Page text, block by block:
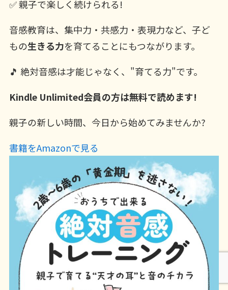
✅ 親子で楽しく続けられる!
音感教育は、集中力・共感力・表現力など、子ど
もの生きる力を育てることにもつながります。
🎵 絶対音感は才能じゃなく、"育てる力"です。
Kindle Unlimited会員の方は無料で読めます!
親子の新しい時間、今日から始めてみませんか?
書籍をAmazonで見る